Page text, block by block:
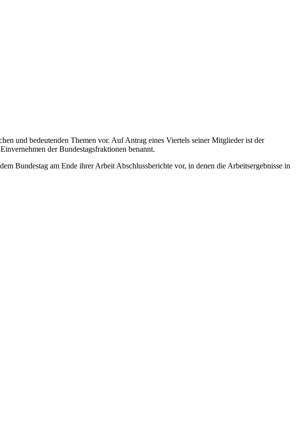
und bedeutenden Themen vor. Auf Antrag eines Viertels seiner Mitglieder ist der
der Bundestagsfraktionen benannt.
Bundestag am Ende ihrer Arbeit Abschlussberichte vor, in denen die Arbeitsergebnisse in